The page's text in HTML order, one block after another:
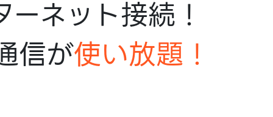
ネット接続！
信が使い放題！